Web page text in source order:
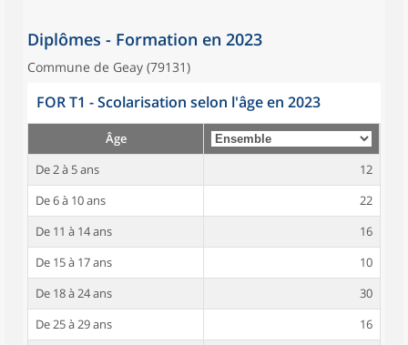
Diplômes - Formation en 2023
Commune de Geay (79131)
FOR T1 - Scolarisation selon l'âge en 2023
Âge
De 2 à 5 ans
12
De 6 à 10 ans
22
De 11 à 14 ans
16
De 15 à 17 ans
10
De 18 à 24 ans
30
De 25 à 29 ans
16